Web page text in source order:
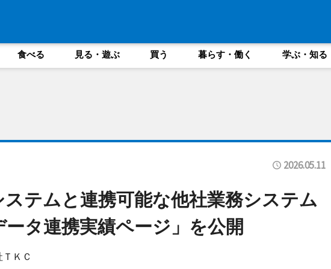
食べる 見る・遊ぶ 買う 暮らす・働く 学ぶ・知る
2026.05.11
ステムと連携可能な他社業務システム
タ連携実績ページ」を公開
ＫＣ